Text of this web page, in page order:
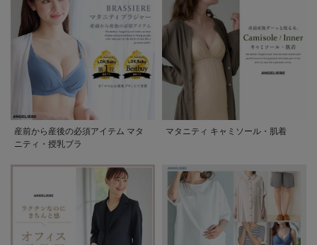
産前から産後の必須アイテム マタ
ニティ・授乳ブラ
マタニティ キャミソール・肌着